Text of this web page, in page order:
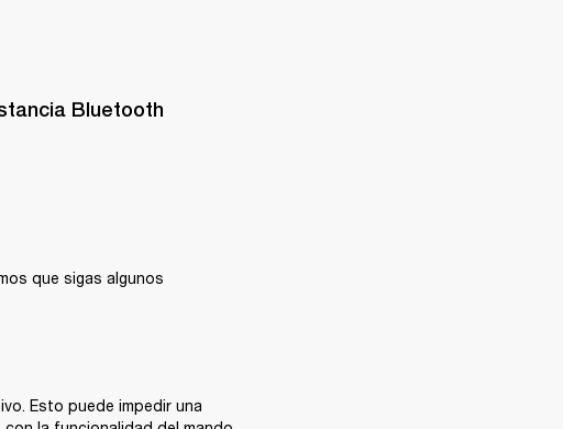
Bluetooth
que sigas algunos
Esto puede impedir una